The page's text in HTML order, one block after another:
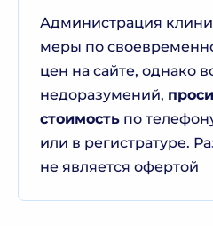
Администрация
меры по
цен на сайте, однако
недоразумений,
стоимость по
или в регистратуре.
не является офертой